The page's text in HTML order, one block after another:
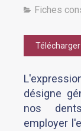
Fiches
désigne
nos
employer